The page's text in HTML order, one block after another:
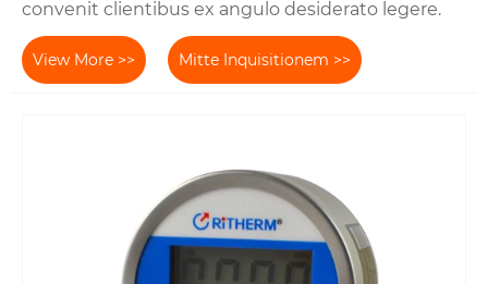
convenit clientibus ex angulo desiderato legere.
View More >> Mitte Inquisitionem >>